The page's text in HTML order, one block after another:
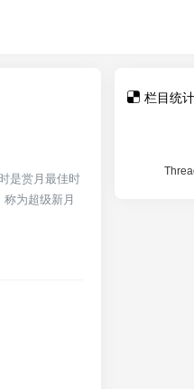
是赏月最佳时
为超级新月
栏目统计